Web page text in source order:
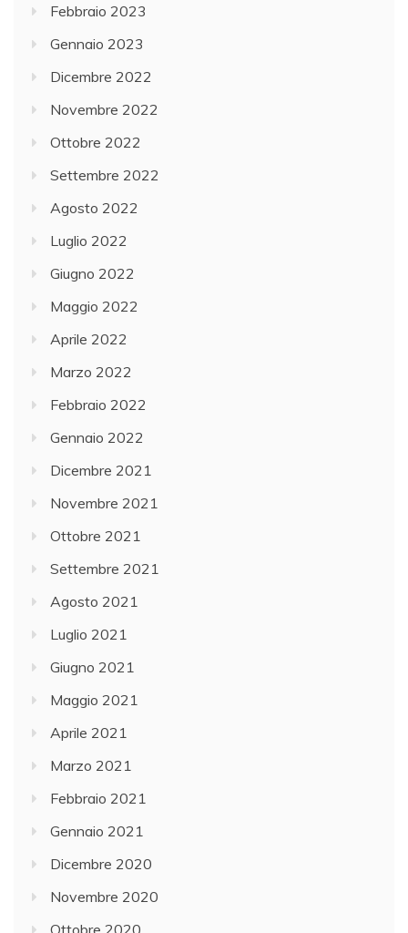
Febbraio 2023
Gennaio 2023
Dicembre 2022
Novembre 2022
Ottobre 2022
Settembre 2022
Agosto 2022
Luglio 2022
Giugno 2022
Maggio 2022
Aprile 2022
Marzo 2022
Febbraio 2022
Gennaio 2022
Dicembre 2021
Novembre 2021
Ottobre 2021
Settembre 2021
Agosto 2021
Luglio 2021
Giugno 2021
Maggio 2021
Aprile 2021
Marzo 2021
Febbraio 2021
Gennaio 2021
Dicembre 2020
Novembre 2020
Ottobre 2020